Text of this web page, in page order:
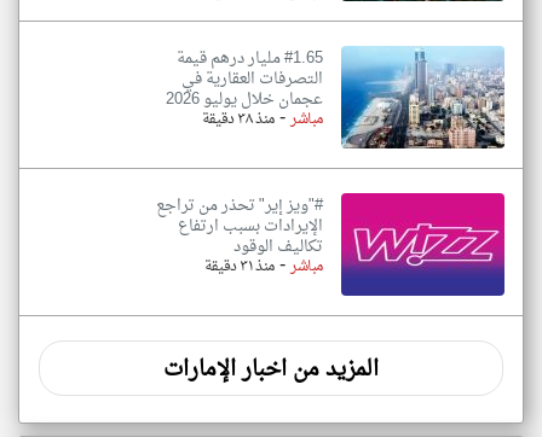
#1.65 مليار درهم قيمة
التصرفات العقارية في
عجمان خلال يوليو 2026
مباشر-منذ ٣٨ دقيقة
#"ويز إير" تحذر من تراجع
الإيرادات بسبب ارتفاع
تكاليف الوقود
مباشر-منذ ٣١ دقيقة
المزيد من اخبار الإمارات